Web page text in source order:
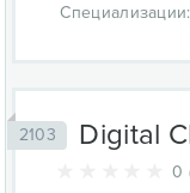
Специализации:
2103 Digital
0